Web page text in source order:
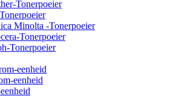
Tonerpoeier
Minolta -Tonerpoeier
Tonerpoeier
Tonerpoeier
eenheid
eenheid